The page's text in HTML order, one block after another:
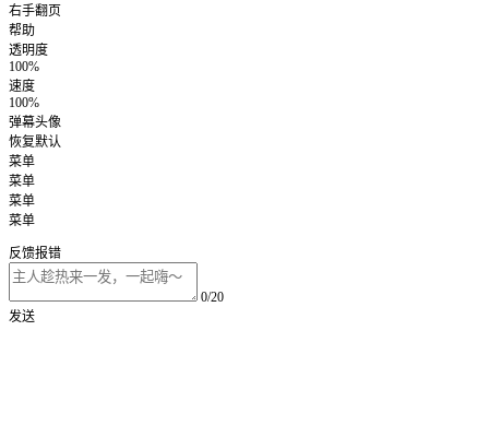
右手翻页
帮助
透明度
100%
速度
100%
弹幕头像
恢复默认
菜单
菜单
菜单
菜单
反馈报错
0/20
发送